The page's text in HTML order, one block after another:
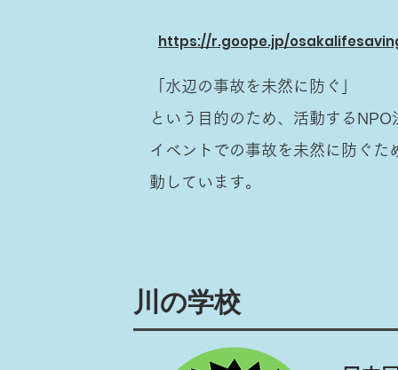
https://r.goope.jp/
「水辺の事故を未然に防ぐ」
という目的のため、活動する
イベントでの事故を未然に防ぐ
動しています。
川の学校